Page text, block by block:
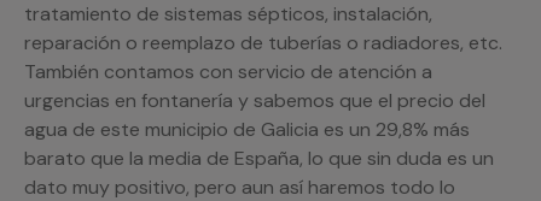
tratamiento de sistemas sépticos, instalación,
reparación o reemplazo de tuberías o radiadores, etc.
También contamos con servicio de atención a
urgencias en fontanería y sabemos que el precio del
agua de este municipio de Galicia es un 29,8% más
barato que la media de España, lo que sin duda es un
dato muy positivo, pero aun así haremos todo lo